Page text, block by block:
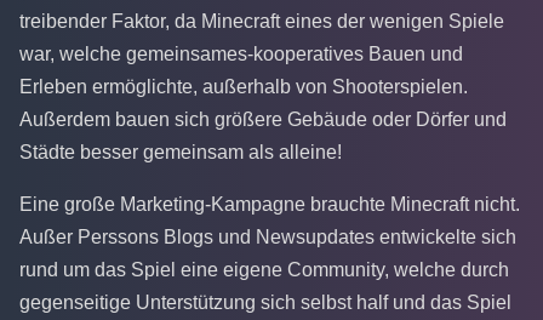
treibender Faktor, da Minecraft eines der wenigen Spiele
war, welche gemeinsames-kooperatives Bauen und
Erleben ermöglichte, außerhalb von Shooterspielen.
Außerdem bauen sich größere Gebäude oder Dörfer und
Städte besser gemeinsam als alleine!
Eine große Marketing-Kampagne brauchte Minecraft nicht.
Außer Perssons Blogs und Newsupdates entwickelte sich
rund um das Spiel eine eigene Community, welche durch
gegenseitige Unterstützung sich selbst half und das Spiel